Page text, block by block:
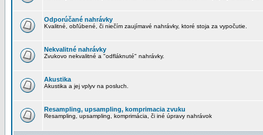
Odporúčané nahrávky
Kvalitné, obľúbené, či niečím zaujímavé nahrávky, ktoré stoja za vypočutie.
Nekvalitné nahrávky
Zvukovo nekvalitné a "odfláknuté" nahrávky.
Akustika
Akustika a jej vplyv na posluch.
Resampling, upsampling, komprimacia zvuku
Resampling, upsampling, komprimácia, či iné úpravy nahrávok